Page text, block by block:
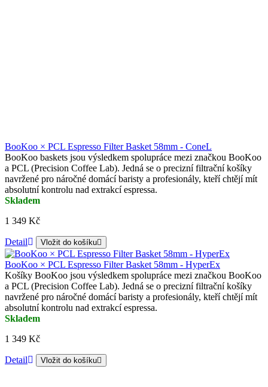
BooKoo × PCL Espresso Filter Basket 58mm - ConeL
BooKoo baskets jsou výsledkem spolupráce mezi značkou BooKoo
a PCL (Precision Coffee Lab). Jedná se o precizní filtrační košíky
navržené pro náročné domácí baristy a profesionály, kteří chtějí mít
absolutní kontrolu nad extrakcí espressa.
Skladem
1 349 Kč
Detail Vložit do košíku
BooKoo × PCL Espresso Filter Basket 58mm - HyperEx
Košíky BooKoo jsou výsledkem spolupráce mezi značkou BooKoo
a PCL (Precision Coffee Lab). Jedná se o precizní filtrační košíky
navržené pro náročné domácí baristy a profesionály, kteří chtějí mít
absolutní kontrolu nad extrakcí espressa.
Skladem
1 349 Kč
Detail Vložit do košíku